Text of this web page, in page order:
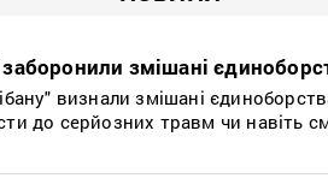
заборонили змішані
визнали змішані
до серйозних травм чи навіть